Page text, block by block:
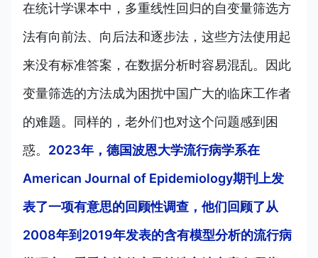
在统计学课本中，多重线性回归的自变量筛选方
法有向前法、向后法和逐步法，这些方法使用起
来没有标准答案，在数据分析时容易混乱。因此
变量筛选的方法成为困扰中国广大的临床工作者
的难题。同样的，老外们也对这个问题感到困
惑。 2023年，德国波恩大学流行病学系在
American Journal of Epidemiology期刊上发
表了一项有意思的回顾性调查，他们回顾了从
2008年到2019年发表的含有模型分析的流行病